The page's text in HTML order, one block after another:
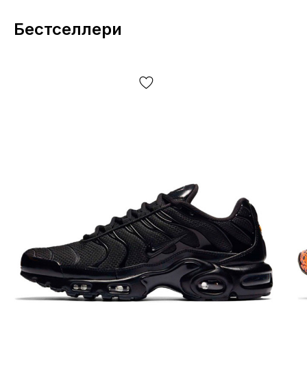
Доставка/оплата?
Середній час доставки нашого магазину 1–3
Самовивозу немає! Оплата відбувається після
(див. умови на стор. «Оплата»).
Розмірна сітка?
У нас великий асортимент взуття і для простоти
використання на сайті представлена ​​узагальнена
Бестселлери